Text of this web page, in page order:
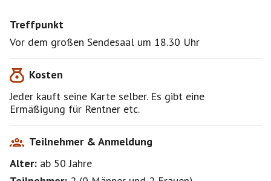
Treffpunkt
Vor dem großen Sendesaal um 18.30 Uhr
Kosten
Jeder kauft seine Karte selber. Es gibt eine
Ermäßigung für Rentner etc.
Teilnehmer & Anmeldung
Alter: ab 50Jahre